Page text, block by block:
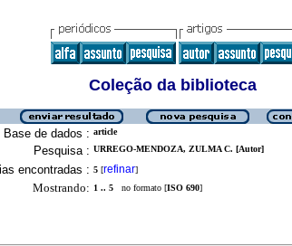
Coleção da biblioteca
Base de dados : article
Pesquisa : URREGO-MENDOZA, ZULMA C. [Autor]
encontradas : 5 [refinar]
Mostrando: 1 .. 5 no formato [ISO 690]